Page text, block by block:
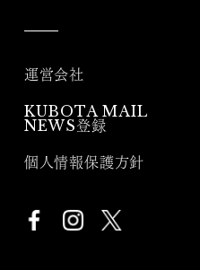
運営会社
KUBOTA MAIL
NEWS登録
個人情報保護方針